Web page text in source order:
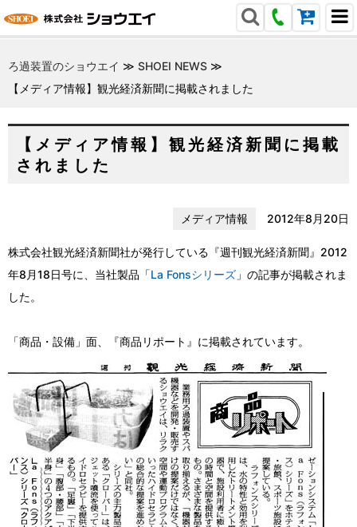
ろ過装置のショウエイ ≫ SHOEI NEWS ≫
【メディア情報】観光経済新聞に掲載されました
【メディア情報】観光経済新聞に掲載
されました
メディア情報 2012年8月20日
株式会社観光経済新聞社が発行している『週刊観光経済新聞』2012
年8月18日号に、当社製品「La Fonsシリーズ 」の記事が掲載されま
した。
「商品・設備」面、『商品リポート』に掲載されています。